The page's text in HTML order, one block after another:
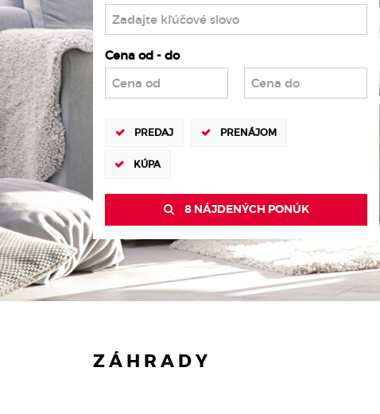
Cena od - do
PREDAJ PRENÁJOM
KÚPA
8 NÁJDENÝCH PONÚK
ZÁHRADY